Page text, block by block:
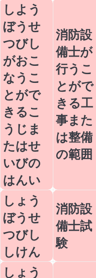
しよう
ぼうせ
つびし
がおこ
なうこ
とがで
きるこ
うじま
たはせ
いびの
はんい
消防設
備士が
行うこ
とがで
きる工
事また
は整備
の範囲
しょう
ぼうせ
つびし
しけん
消防設
備士試
験
しょう